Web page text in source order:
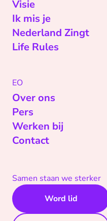
Visie
Ik mis je
Nederland Zingt
Life Rules
EO
Over ons
Pers
Werken bij
Contact
Samen staan we sterker
Word lid